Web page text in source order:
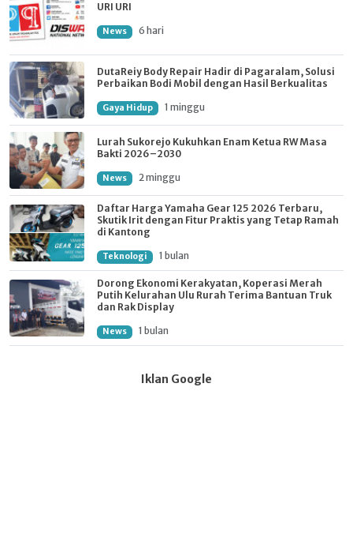
URI URI
News 6 hari
DutaReiy Body Repair Hadir di Pagaralam, Solusi
Perbaikan Bodi Mobil dengan Hasil Berkualitas
Gaya Hidup 1 minggu
Lurah Sukorejo Kukuhkan Enam Ketua RW Masa
Bakti 2026–2030
News 2 minggu
Daftar Harga Yamaha Gear 125 2026 Terbaru,
Skutik Irit dengan Fitur Praktis yang Tetap Ramah
di Kantong
Teknologi 1 bulan
Dorong Ekonomi Kerakyatan, Koperasi Merah
Putih Kelurahan Ulu Rurah Terima Bantuan Truk
dan Rak Display
News 1 bulan
Iklan Google